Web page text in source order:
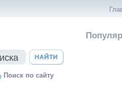
Поиск по сайту